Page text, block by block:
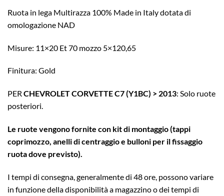
Ruota in lega Multirazza 100% Made in Italy dotata di
omologazione NAD
Misure: 11×20 Et 70 mozzo 5×120,65
Finitura: Gold
PER CHEVROLET CORVETTE C7 (Y1BC) > 2013: Solo ruote
posteriori.
Le ruote vengono fornite con kit di montaggio (tappi
coprimozzo, anelli di centraggio e bulloni per il fissaggio
ruota dove previsto).
I tempi di consegna, generalmente di 48 ore, possono variare
in funzione della disponibilità a magazzino o dei tempi di